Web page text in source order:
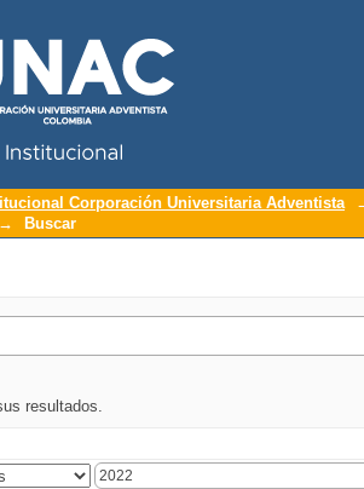
Corporación Universitaria Adventista
→ Buscar
resultados.